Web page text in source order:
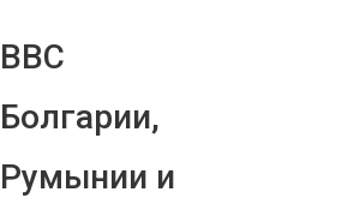
ВВС
Болгарии,
Румынии и